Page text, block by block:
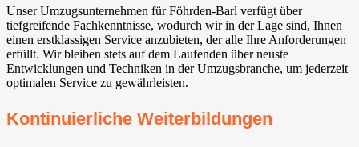
Unser Umzugsunternehmen für Föhrden-Barl verfügt über
tiefgreifende Fachkenntnisse, wodurch wir in der Lage sind, Ihnen
einen erstklassigen Service anzubieten, der alle Ihre Anforderungen
erfüllt. Wir bleiben stets auf dem Laufenden über neuste
Entwicklungen und Techniken in der Umzugsbranche, um jederzeit
optimalen Service zu gewährleisten.
Kontinuierliche Weiterbildungen